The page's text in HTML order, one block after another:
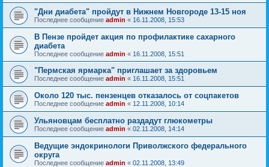
"Дни диабета" пройдут в Нижнем Новгороде 13-15 ноя
Последнее сообщение admin « 16.11.2008, 15:53
В Пензе пройдет акция по профилактике сахарного
диабета
Последнее сообщение admin « 16.11.2008, 15:51
"Пермская ярмарка" приглашает за здоровьем
Последнее сообщение admin « 16.11.2008, 15:51
Около 120 тыс. пензенцев отказалось от соцпакетов
Последнее сообщение admin « 12.11.2008, 10:14
Ульяновцам бесплатно раздадут глюкометры
Последнее сообщение admin « 02.11.2008, 14:14
Ведущие эндокринологи Приволжского федерального
округа
Последнее сообщение admin « 02.11.2008, 13:49